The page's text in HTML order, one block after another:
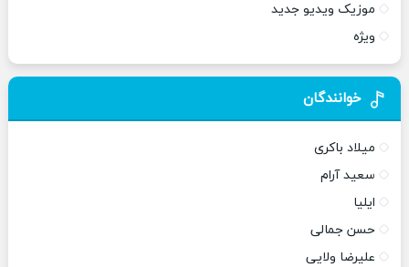
موزیک ویدیو جدید
ویژه
خوانندگان
میلاد باکری
سعید آرام
ایلیا
حسن جمالی
علیرضا ولایی